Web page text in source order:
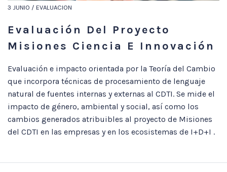
3 JUNIO / EVALUACION
Evaluación Del Proyecto
Misiones Ciencia E Innovación
Evaluación e impacto orientada por la Teoría del Cambio
que incorpora técnicas de procesamiento de lenguaje
natural de fuentes internas y externas al CDTI. Se mide el
impacto de género, ambiental y social, así como los
cambios generados atribuibles al proyecto de Misiones
del CDTI en las empresas y en los ecosistemas de I+D+I .